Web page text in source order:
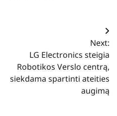
Next:
LG Electronics steigia
Robotikos Verslo centrą,
siekdama spartinti ateities
augimą